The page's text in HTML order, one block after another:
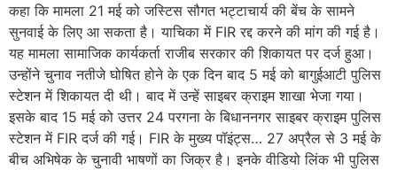
कहा कि मामला 21 मई को जस्टिस सौगत भट्टाचार्य की बेंच के सामने
सुनवाई के लिए आ सकता है। याचिका में FIR रद्द करने की मांग की गई है।
यह मामला सामाजिक कार्यकर्ता राजीब सरकार की शिकायत पर दर्ज हुआ।
उन्होंने चुनाव नतीजे घोषित होने के एक दिन बाद 5 मई को बागुईआटी पुलिस
स्टेशन में शिकायत दी थी। बाद में उन्हें साइबर क्राइम शाखा भेजा गया।
इसके बाद 15 मई को उत्तर 24 परगना के बिधाननगर साइबर क्राइम पुलिस
स्टेशन में FIR दर्ज की गई। FIR के मुख्य पॉइंट्स… 27 अप्रैल से 3 मई के
बीच अभिषेक के चुनावी भाषणों का जिक्र है। इनके वीडियो लिंक भी पुलिस